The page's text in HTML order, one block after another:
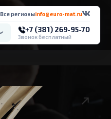
Все регионыinfo@euro-mat.ru
+7 (381) 269-95-70
Звонок бесплатный